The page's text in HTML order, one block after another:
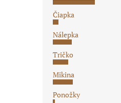
Čiapka
Nálepka
Tričko
Mikina
Ponožky